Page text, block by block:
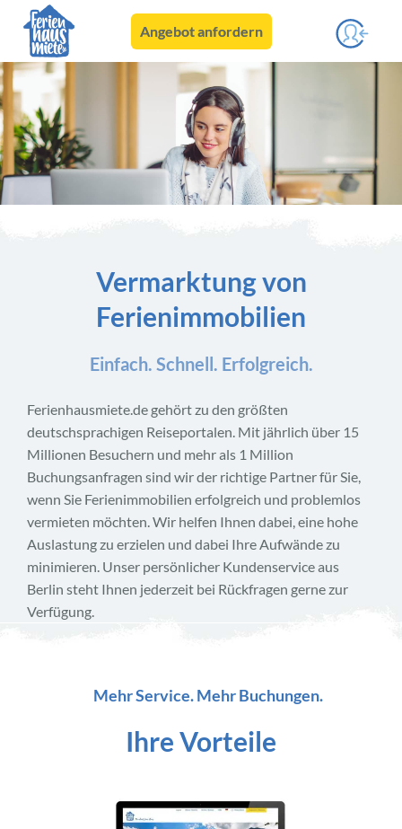
Angebot anfordern
Vermarktung von
Ferienimmobilien
Einfach. Schnell. Erfolgreich.
Ferienhausmiete.de gehört zu den größten
deutschsprachigen Reiseportalen. Mit jährlich über 15
Millionen Besuchern und mehr als 1 Million
Buchungsanfragen sind wir der richtige Partner für Sie,
wenn Sie Ferienimmobilien erfolgreich und problemlos
vermieten möchten. Wir helfen Ihnen dabei, eine hohe
Auslastung zu erzielen und dabei Ihre Aufwände zu
minimieren. Unser persönlicher Kundenservice aus
Berlin steht Ihnen jederzeit bei Rückfragen gerne zur
Verfügung.
Mehr Service. Mehr Buchungen.
Ihre Vorteile